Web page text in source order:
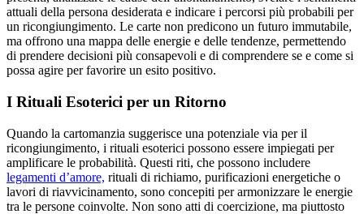
attuali della persona desiderata e indicare i percorsi più probabili per
un ricongiungimento. Le carte non predicono un futuro immutabile,
ma offrono una mappa delle energie e delle tendenze, permettendo
di prendere decisioni più consapevoli e di comprendere se e come si
possa agire per favorire un esito positivo.
I Rituali Esoterici per un Ritorno
Quando la cartomanzia suggerisce una potenziale via per il
ricongiungimento, i rituali esoterici possono essere impiegati per
amplificare le probabilità. Questi riti, che possono includere
legamenti d’amore, rituali di richiamo, purificazioni energetiche o
lavori di riavvicinamento, sono concepiti per armonizzare le energie
tra le persone coinvolte. Non sono atti di coercizione, ma piuttosto